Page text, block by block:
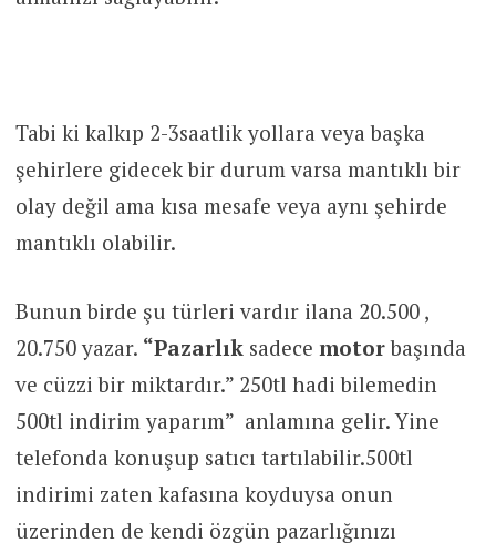
Tabi ki kalkıp 2-3saatlik yollara veya başka
şehirlere gidecek bir durum varsa mantıklı bir
olay değil ama kısa mesafe veya aynı şehirde
mantıklı olabilir.
Bunun birde şu türleri vardır ilana 20.500 ,
20.750 yazar. “Pazarlık sadece motorbaşında
ve cüzzi bir miktardır.” 250tl hadi bilemedin
500tl indirim yaparım” anlamına gelir. Yine
telefonda konuşup satıcı tartılabilir.500tl
indirimi zaten kafasına koyduysa onun
üzerinden de kendi özgün pazarlığınızı